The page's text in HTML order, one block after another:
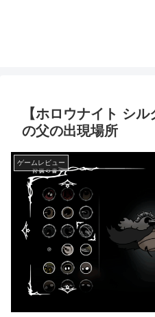
【ホロウナイト シ
の父の出現場所
ゲームレビュー